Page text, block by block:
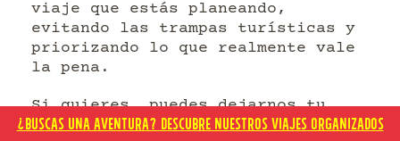
viaje que estás planeando,
evitando las trampas turísticas y
priorizando lo que realmente vale
la pena.
Si quieres,puedes dejarnos tu
destino y fechas en este
¿BUSCAS UNA AVENTURA? DESCUBRE NUESTROS VIAJES ORGANIZADOS